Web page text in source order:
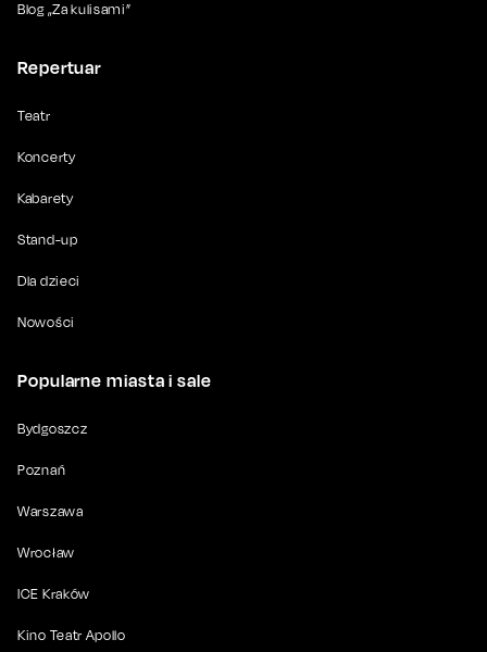
Blog „Za kulisami”
Repertuar
Teatr
Koncerty
Kabarety
Stand-up
Dla dzieci
Nowości
Popularne miasta i sale
Bydgoszcz
Poznań
Warszawa
Wrocław
ICE Kraków
Kino Teatr Apollo